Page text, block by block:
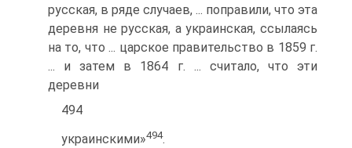
русская, в ряде случаев, ... поправили, что эта
деревня не русская, а украинская, ссылаясь
на то, что ... царское правительство в 1859 г.
... и затем в 1864 г. ... считало, что эти
деревни
494
украинскими»494.